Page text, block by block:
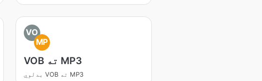
VO
MP
VOB ته MP3
بدلوي VOB ته MP3